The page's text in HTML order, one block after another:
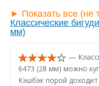
► Показать все (не
Классические
мм)
—
6473 (28 мм) можно
Кэшбэк порой